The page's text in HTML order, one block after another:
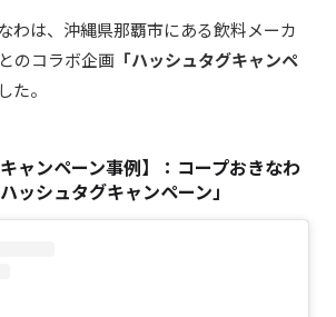
わは、 沖縄県那覇市にある飲料メーカ
のコラボ企画 「ハッシュタグキャンペ
た。
ャンペーン事例】：コープおきなわ
ハッシュタグキャンペーン」